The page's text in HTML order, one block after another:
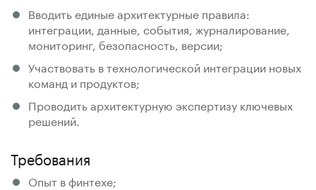
Вводить единые архитектурные правила:
интеграции, данные, события, журналирование,
мониторинг, безопасность, версии;
Участвовать в технологической интеграции новых
команд и продуктов;
Проводить архитектурную экспертизу ключевых
решений.
Требования
Опыт в финтехе;